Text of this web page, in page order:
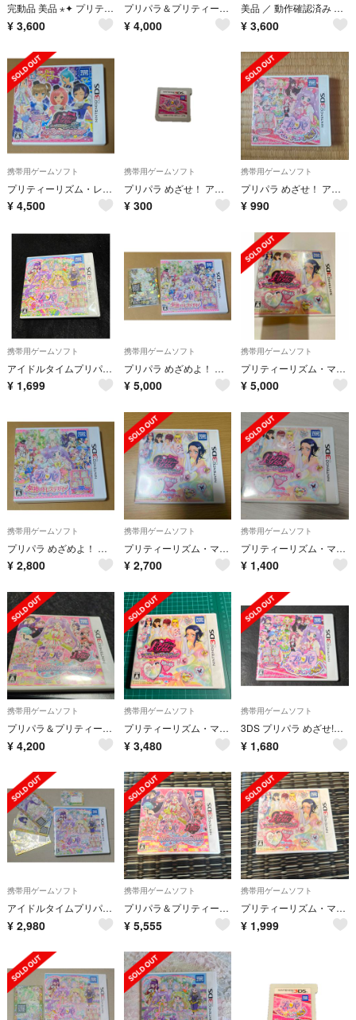
完動品 美品 ⋆✦ プリティーリズム レインボーウェディング 3DS カセット
¥ 3,600
プリパラ＆プリティーリズム プリパラでつかえるおしゃれアイテム1450！
¥ 4,000
美品 ／ 動作確認済み 3DSソフト プリティーリズム レインボーウェディング
¥ 3,600
携帯用ゲームソフト
プリティーリズム・レインボーライブ・きらきらマイ☆デザイン
¥ 4,500
携帯用ゲームソフト
プリパラ めざせ！ アイドル☆グランプリNo.1！
¥ 300
携帯用ゲームソフト
プリパラ めざせ！ アイドル☆グランプリNo.1！
¥ 990
携帯用ゲームソフト
アイドルタイムプリパラ 夢オールスターライブ！
¥ 1,699
携帯用ゲームソフト
プリパラ めざめよ！ 女神のドレスデザイン 特典付き
¥ 5,000
携帯用ゲームソフト
プリティーリズム・マイ☆デコレインボーウエディング
¥ 5,000
携帯用ゲームソフト
プリパラ めざめよ！ 女神のドレスデザイン
¥ 2,800
携帯用ゲームソフト
プリティーリズム・マイ☆デコレインボーウエディング
¥ 2,700
携帯用ゲームソフト
プリティーリズム・マイ☆デコレインボーウエディング
¥ 1,400
携帯用ゲームソフト
プリパラ＆プリティーリズム プリパラでつかえるおしゃれアイテム1450！
¥ 4,200
携帯用ゲームソフト
プリティーリズム・マイ☆デコレインボーウエディング
¥ 3,480
携帯用ゲームソフト
3DS プリパラ めざせ!アイドル☆グランプリNo.1!
¥ 1,680
携帯用ゲームソフト
アイドルタイムプリパラ 夢オールスターライブ！ 特典付き
¥ 2,980
携帯用ゲームソフト
プリパラ＆プリティーリズム プリパラでつかえるおしゃれアイテム1450！
¥ 5,555
携帯用ゲームソフト
プリティーリズム・マイ☆デコレインボーウエディング
¥ 1,999